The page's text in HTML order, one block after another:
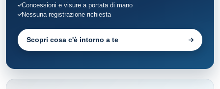
Concessioni e visure a portata di mano
Nessuna registrazione richiesta
Scopri cosa c'è intorno a te